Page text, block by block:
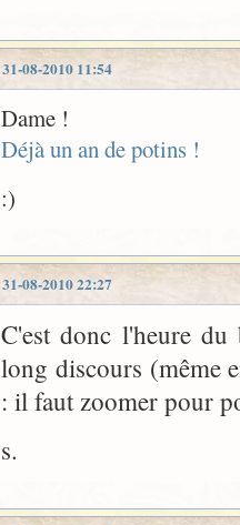
31-08-2010 11:54
Dame !
Déjà un an de potins !
:)
31-08-2010 22:27
C'est donc l'heure
long discours (même
: il faut zoomer pour
s.